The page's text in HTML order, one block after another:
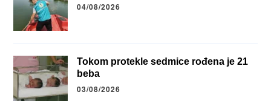
04/08/2026
Tokom protekle sedmice rođena je 21
beba
03/08/2026